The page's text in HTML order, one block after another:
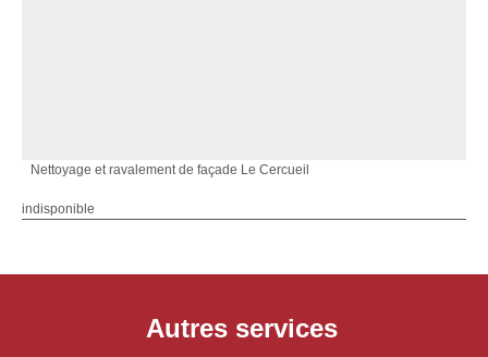
Nettoyage et ravalement de façade Le Cercueil
indisponible
Autres services